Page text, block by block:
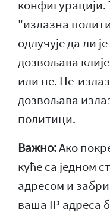
конфигурацији.
"излазна
одлучује да ли
дозвољава
или не. Не-
дозвољава
политици.
Важно:Ако
куће са једном
адресом и
ваша IP адреса